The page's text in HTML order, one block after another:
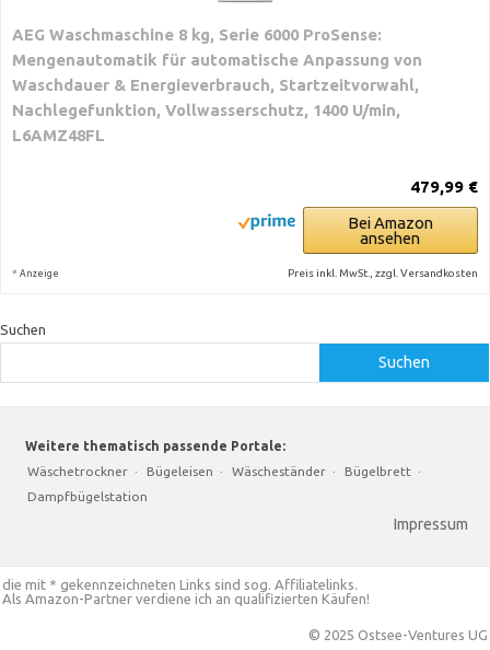
AEG Waschmaschine 8 kg, Serie 6000 ProSense:
Mengenautomatik für automatische Anpassung von
Waschdauer & Energieverbrauch, Startzeitvorwahl,
Nachlegefunktion, Vollwasserschutz, 1400 U/min,
L6AMZ48FL
479,99 €
Bei Amazon
ansehen
* Anzeige Preis inkl. MwSt., zzgl. Versandkosten
Suchen
Suchen
Weitere thematisch passende Portale:
Wäschetrockner · Bügeleisen · Wäscheständer · Bügelbrett ·
Dampfbügelstation
Impressum
die mit * gekennzeichneten Links sind sog. Affiliatelinks.
Als Amazon-Partner verdiene ich an qualifizierten Käufen!
© 2025 Ostsee-Ventures UG